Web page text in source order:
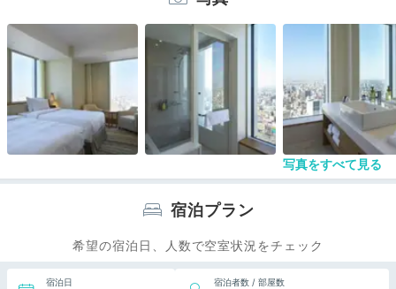
写真をすべて見る
宿泊プラン
希望の宿泊日、人数で空室状況をチェック
宿泊日 宿泊者数 / 部屋数